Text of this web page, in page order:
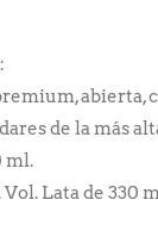
abierta,
de la más
ml.
Vol. Lata de 330